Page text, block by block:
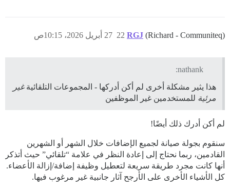
RGJ (Richard - Communiteq) 27 أبريل 2026، 10:15ص 22
nathank:
هذا يثير مشكلة أخرى لم أكن أدركها - المجموعات التلقائيةغير
مرئية للمستخدمين غير الموظفين
لم أكن أدرك ذلك أيضًا!
سنقوم بجولة صيانة لجميع الإضافات خلال الشهر أو الشهرين
القادمين، ربما نحتاج إلى إعادة النظر في علامة “تلقائي” حيث أتذكر
أنها كانت مجرد طريقة سريعة لتعطيل وظيفة إضافة/إزالة الأعضاء.
كل الأشياء الأخرى على الأرجح آثار جانبية غير مرغوب فيها.